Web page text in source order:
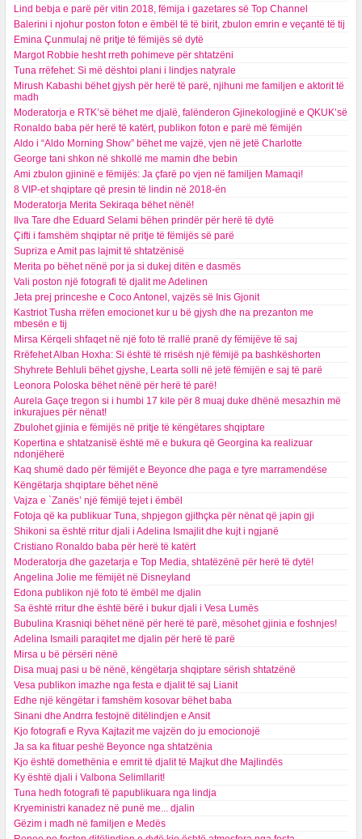
Lind bebja e parë për vitin 2018, fëmija i gazetares së Top Channel
Balerini i njohur poston foton e ëmbël të të birit, zbulon emrin e veçantë të tij
Emina Çunmulaj në pritje të fëmijës së dytë
Margot Robbie hesht rreth pohimeve për shtatzëni
Tuna rrëfehet: Si më dështoi plani i lindjes natyrale
Mirush Kabashi bëhet gjysh për herë të parë, njihuni me familjen e aktorit të
madh
Moderatorja e RTK’së bëhet me djalë, falënderon Gjinekologjinë e QKUK’së
Ronaldo baba për herë të katërt, publikon foton e parë më fëmijën
Aldo i “Aldo Morning Show” bëhet me vajzë, vjen në jetë Charlotte
George tani shkon në shkollë me mamin dhe bebin
Ami zbulon gjininë e fëmijës: Ja çfarë po vjen në familjen Mamaqi!
8 VIP-et shqiptare që presin të lindin në 2018-ën
Moderatorja Merita Sekiraqa bëhet nënë!
Ilva Tare dhe Eduard Selami bëhen prindër për herë të dytë
Çifti i famshëm shqiptar në pritje të fëmijës së parë
Supriza e Amit pas lajmit të shtatzënisë
Merita po bëhet nënë por ja si dukej ditën e dasmës
Vali poston një fotografi të djalit me Adelinen
Jeta prej princeshe e Coco Antonel, vajzës së Inis Gjonit
Kastriot Tusha rrëfen emocionet kur u bë gjysh dhe na prezanton me
mbesën e tij
Mirsa Kërqeli shfaqet në një foto të rrallë pranë dy fëmijëve të saj
Rrëfehet Alban Hoxha: Si është të rrisësh një fëmijë pa bashkëshorten
Shyhrete Behluli bëhet gjyshe, Learta solli në jetë fëmijën e saj të parë
Leonora Poloska bëhet nënë për herë të parë!
Aurela Gaçe tregon si i humbi 17 kile për 8 muaj duke dhënë mesazhin më
inkurajues për nënat!
Zbulohet gjinia e fëmijës në pritje të këngëtares shqiptare
Kopertina e shtatzanisë është më e bukura që Georgina ka realizuar
ndonjëherë
Kaq shumë dado për fëmijët e Beyonce dhe paga e tyre marramendëse
Këngëtarja shqiptare bëhet nënë
Vajza e `Zanës’ një fëmijë tejet i ëmbël
Fotoja që ka publikuar Tuna, shpjegon gjithçka për nënat që japin gji
Shikoni sa është rritur djali i Adelina Ismajlit dhe kujt i ngjanë
Cristiano Ronaldo baba për herë të katërt
Moderatorja dhe gazetarja e Top Media, shtatëzënë për herë të dytë!
Angelina Jolie me fëmijët në Disneyland
Edona publikon një foto të ëmbël me djalin
Sa është rritur dhe është bërë i bukur djali i Vesa Lumës
Bubulina Krasniqi bëhet nënë për herë të parë, mësohet gjinia e foshnjes!
Adelina Ismaili paraqitet me djalin për herë të parë
Mirsa u bë përsëri nënë
Disa muaj pasi u bë nënë, këngëtarja shqiptare sërish shtatzënë
Vesa publikon imazhe nga festa e djalit të saj Lianit
Edhe një këngëtar i famshëm kosovar bëhet baba
Sinani dhe Andrra festojnë ditëlindjen e Ansit
Kjo fotografi e Ryva Kajtazit me vajzën do ju emocionojë
Ja sa ka fituar peshë Beyonce nga shtatzënia
Kjo është domethënia e emrit të djalit të Majkut dhe Majlindës
Ky është djali i Valbona Selimllarit!
Tuna hedh fotografi të papublikuara nga lindja
Kryeministri kanadez në punë me... djalin
Gëzim i madh në familjen e Medës